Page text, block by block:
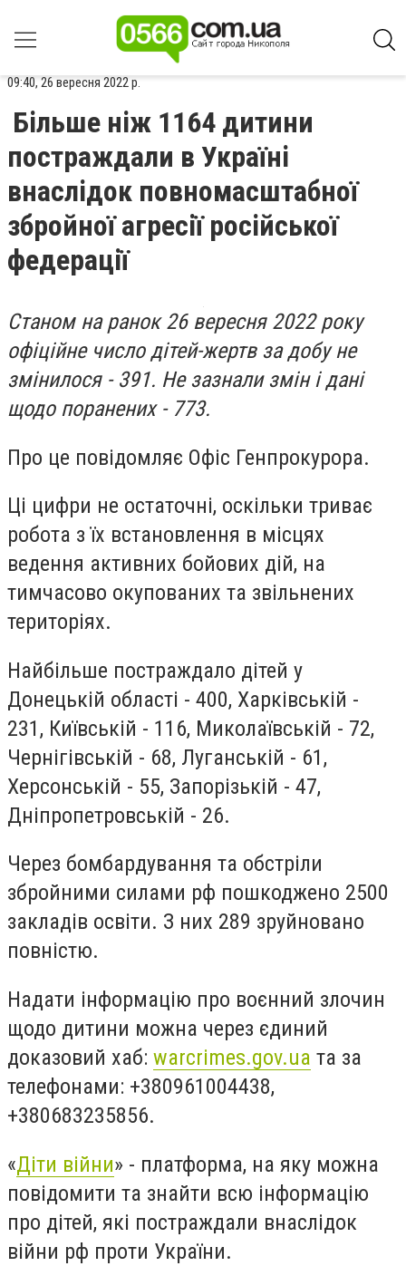
09:40, 26 вересня 2022 р.
Більше ніж 1164 дитини
постраждали в Україні
внаслідок повномасштабної
збройної агресії російської
федерації
Станом на ранок 26 вересня 2022 року
офіційне число дітей-жертв за добу не
змінилося - 391. Не зазнали змін і дані
щодо поранених - 773.
Про це повідомляє Офіс Генпрокурора.
Ці цифри не остаточні, оскільки триває
робота з їх встановлення в місцях
ведення активних бойових дій, на
тимчасово окупованих та звільнених
територіях.
Найбільше постраждало дітей у
Донецькій області - 400, Харківській -
231, Київській - 116, Миколаївській - 72,
Чернігівській - 68, Луганській - 61,
Херсонській - 55, Запорізькій - 47,
Дніпропетровській - 26.
Через бомбардування та обстріли
збройними силами рф пошкоджено 2500
закладів освіти. З них 289 зруйновано
повністю.
Надати інформацію про воєнний злочин
щодо дитини можна через єдиний
доказовий хаб: warcrimes.gov.ua та за
телефонами: +380961004438,
+380683235856.
«Діти війни» - платформа, на яку можна
повідомити та знайти всю інформацію
про дітей, які постраждали внаслідок
війни рф проти України.